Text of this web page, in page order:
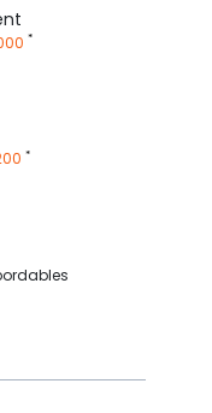
*
*